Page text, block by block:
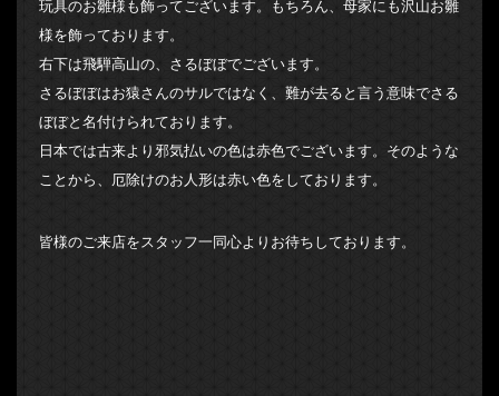
玩具のお雛様も飾ってございます。もちろん、母家にも沢山お雛
様を飾っております。
右下は飛騨高山の、さるぼぼでございます。
さるぼぼはお猿さんのサルではなく、難が去ると言う意味でさる
ぼぼと名付けられております。
日本では古来より邪気払いの色は赤色でございます。そのような
ことから、厄除けのお人形は赤い色をしております。
皆様のご来店をスタッフ一同心よりお待ちしております。